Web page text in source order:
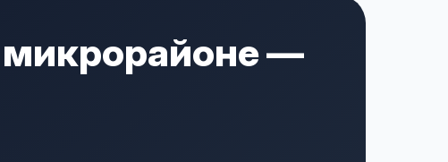
микрорайоне —